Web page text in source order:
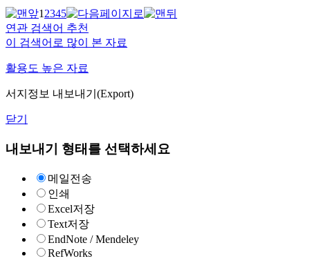
12345
연관 검색어 추천
이 검색어로 많이 본 자료
활용도 높은 자료
서지정보 내보내기(Export)
닫기
내보내기 형태를 선택하세요
메일전송
인쇄
Excel저장
Text저장
EndNote / Mendeley
RefWorks